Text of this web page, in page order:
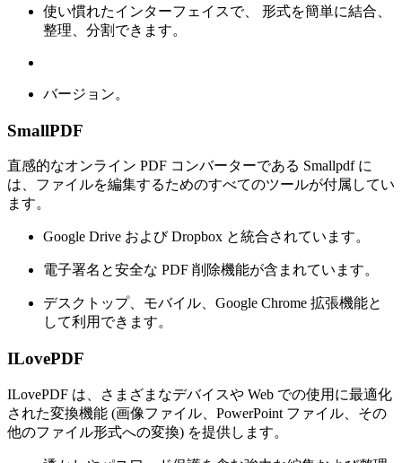
使い慣れたインターフェイスで、 形式を簡単に結合、
整理、分割できます。
バージョン。
SmallPDF
直感的なオンライン PDF コンバーターである Smallpdf に
は、ファイルを編集するためのすべてのツールが付属してい
ます。
Google Drive および Dropbox と統合されています。
電子署名と安全な PDF 削除機能が含まれています。
デスクトップ、モバイル、Google Chrome 拡張機能と
して利用できます。
ILovePDF
ILovePDF は、さまざまなデバイスや Web での使用に最適化
された変換機能 (画像ファイル、PowerPoint ファイル、その
他のファイル形式への変換) を提供します。